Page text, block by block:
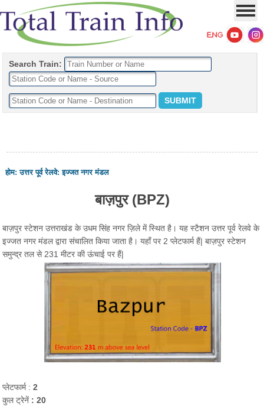
Search Train:
होम:उत्तर पूर्व रेलवे:इज्जत नगर मंडल
बाज़पुर (BPZ)
बाज़पुर स्टेशन उत्तराखंड के उधम सिंह नगर ज़िले में स्थित है। यह स्टैशन उत्तर पूर्व रेलवे के
इज्जत नगर मंडल द्वारा संचालित किया जाता है। यहाँ पर 2 प्लेटफार्म हैं| बाज़पुर स्टेशन
समुन्द्र तल से 231 मीटर की ऊंचाई पर हैं|
प्लेटफार्म :2
कुल ट्रेनें : 20